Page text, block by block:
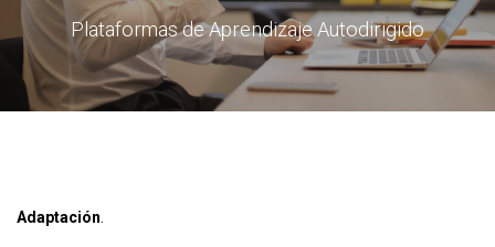
Plataformas de Aprendizaje Autodirigido
Adaptación